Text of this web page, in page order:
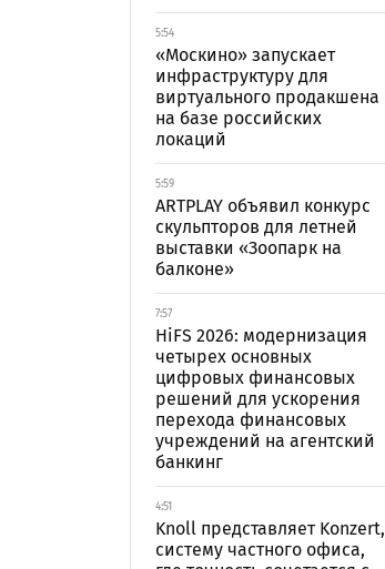
5:54
«Москино» запускает
инфраструктуру для
виртуального продакшена
на базе российских
локаций
5:59
ARTPLAY объявил конкурс
скульпторов для летней
выставки «Зоопарк на
балконе»
7:57
HiFS 2026: модернизация
четырех основных
цифровых финансовых
решений для ускорения
перехода финансовых
учреждений на агентский
банкинг
4:51
Knoll представляет Konzert,
систему частного офиса,